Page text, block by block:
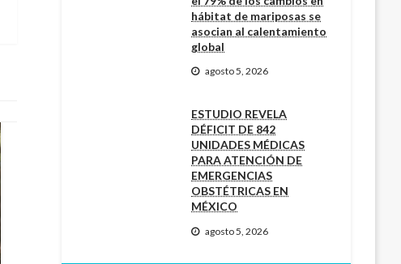
hábitat de mariposas se
asocian al calentamiento
global
agosto 5, 2026
ESTUDIO REVELA
DÉFICIT DE 842
UNIDADES MÉDICAS
PARA ATENCIÓN DE
EMERGENCIAS
OBSTÉTRICAS EN
MÉXICO
agosto 5, 2026